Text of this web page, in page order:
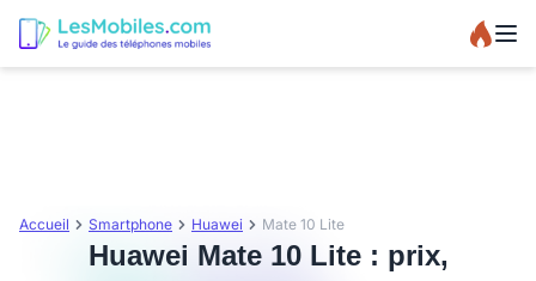
Accueil Smartphone Huawei Mate 10 Lite
Huawei Mate 10 Lite : prix,